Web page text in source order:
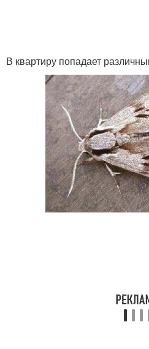
В квартиру попадает